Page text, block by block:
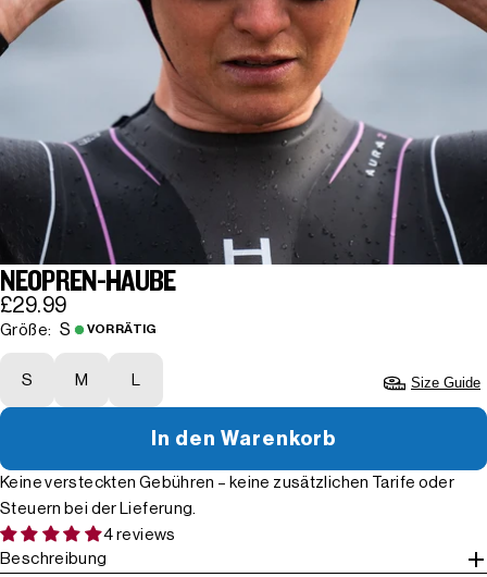
NEOPREN-HAUBE
£29.99
Größe: S VORRÄTIG
S M L Size Guide
In den Warenkorb
Keine versteckten Gebühren – keine zusätzlichen Tarife oder
Steuern bei der Lieferung.
4 reviews
Beschreibung